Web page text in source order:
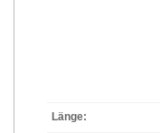
Länge: